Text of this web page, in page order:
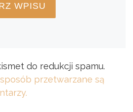
do redukcji spamu.
przetwarzane są